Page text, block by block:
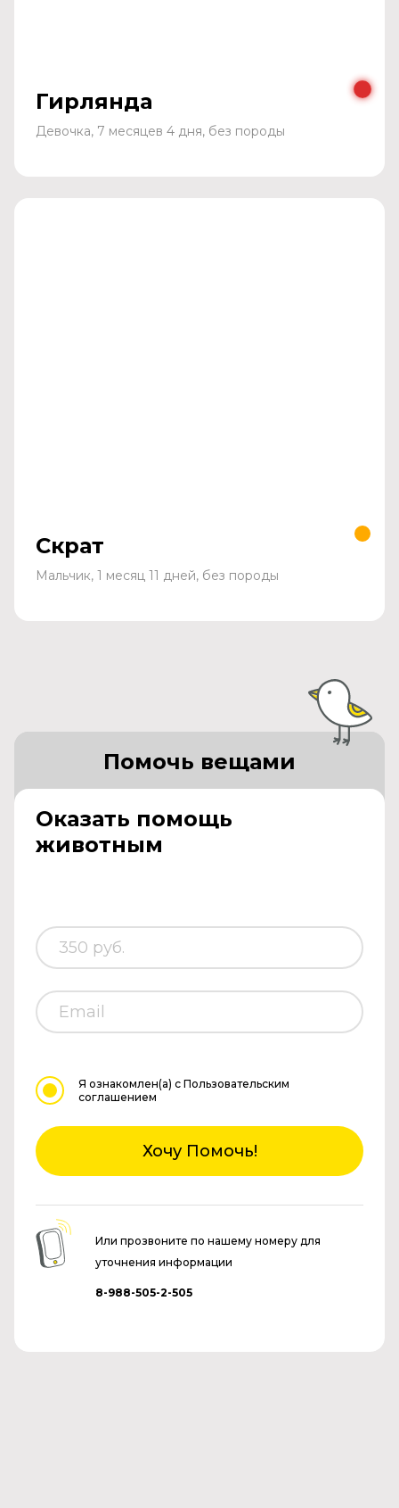
Гирлянда
Девочка, 7 месяцев 4 дня, без породы
Скрат
Мальчик, 1 месяц 11 дней, без породы
Оказать помощь
животным
Помочь вещами
Я ознакомлен(а) с Пользовательским
соглашением
Хочу Помочь!
Или прозвоните по нашему номеру для
уточнения информации
8-988-505-2-505